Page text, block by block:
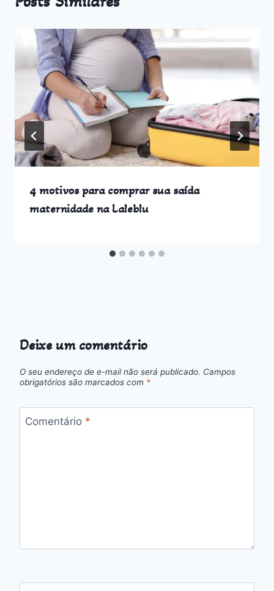
4 motivos para comprar sua saída
maternidade na Laleblu
Deixe um comentário
O seu endereço de e-mail não será publicado. Campos
obrigatórios são marcados com *
Comentário *